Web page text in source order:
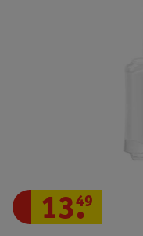
13.
49